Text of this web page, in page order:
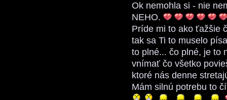
Ok nemohla si - nie
NEHO.
Príde mi to ako ťažšie
tak sa Ti to muselo
to plné... čo plné, je to
vnímať čo všetko
ktoré nás denne
Mám silnú potrebu to